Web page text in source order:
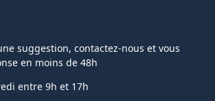
suggestion, contactez-nous et vous
en moins de 48h
entre 9h et 17h